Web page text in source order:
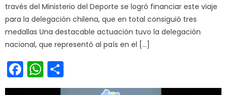
través del Ministerio del Deporte se logró financiar este viaje
para la delegación chilena, que en total consiguió tres
medallas Una destacable actuación tuvo la delegación
nacional, que representó al país en el […]
Facebook
WhatsApp